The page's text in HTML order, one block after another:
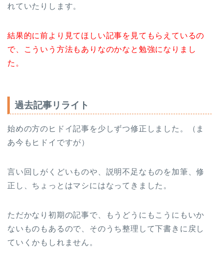
れていたりします。
結果的に前より見てほしい記事を見てもらえているの
で、こういう方法もありなのかなと勉強になりまし
た。
過去記事リライト
始めの方のヒドイ記事を少しずつ修正しました。（ま
あ今もヒドイですが）
言い回しがくどいものや、説明不足なものを加筆、修
正し、ちょっとはマシにはなってきました。
ただかなり初期の記事で、もうどうにもこうにもいか
ないものもあるので、そのうち整理して下書きに戻し
ていくかもしれません。